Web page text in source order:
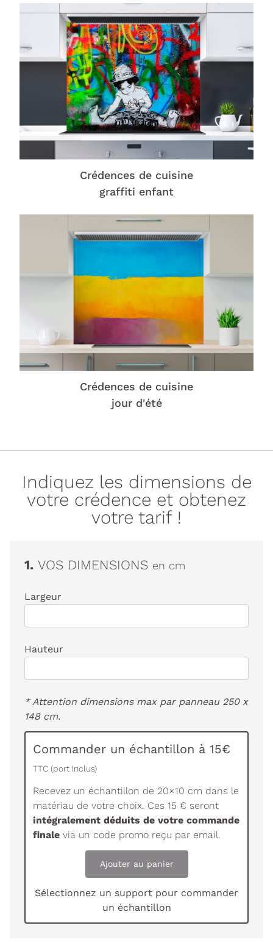
Crédences de cuisine
graffiti enfant
Crédences de cuisine
jour d'été
Indiquez les dimensions de
votre crédence et obtenez
votre tarif !
1. VOS DIMENSIONS en cm
Largeur
Hauteur
* Attention dimensions max par panneau 250 x
148 cm.
Commander un échantillon à 15€
TTC (port inclus)
Recevez un échantillon de 20×10 cm dans le
matériau de votre choix. Ces 15 € seront
intégralement déduits de votre commande
finale via un code promo reçu par email.
Ajouter au panier
Sélectionnez un support pour commander
un échantillon